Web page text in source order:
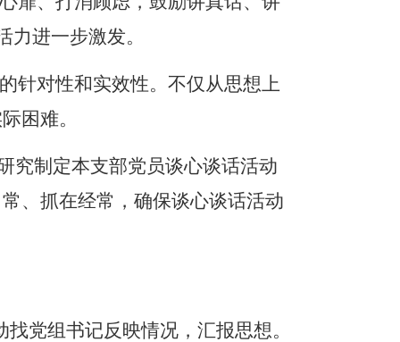
力进一步激发。
针对性和实效性。不仅从思想上
困难。
究制定本支部党员谈心谈话活动
、抓在经常，确保谈心谈话活动
党组书记反映情况，汇报思想。